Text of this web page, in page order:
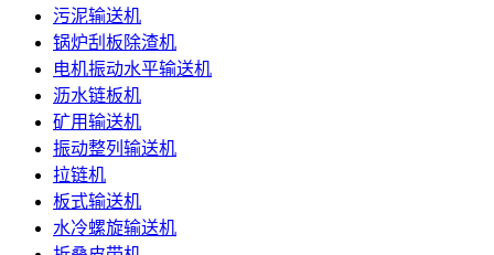
污泥输送机
锅炉刮板除渣机
电机振动水平输送机
沥水链板机
矿用输送机
振动整列输送机
拉链机
板式输送机
水冷螺旋输送机